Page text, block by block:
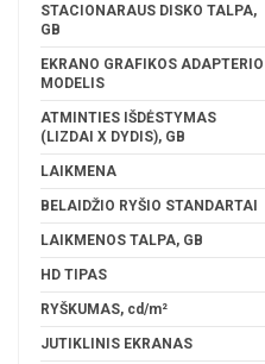
STACIONARAUS DISKO TALPA,
GB
EKRANO GRAFIKOS ADAPTERIO
MODELIS
ATMINTIES IŠDĖSTYMAS
(LIZDAI X DYDIS), GB
LAIKMENA
BELAIDŽIO RYŠIO STANDARTAI
LAIKMENOS TALPA, GB
HD TIPAS
RYŠKUMAS, cd/m²
JUTIKLINIS EKRANAS